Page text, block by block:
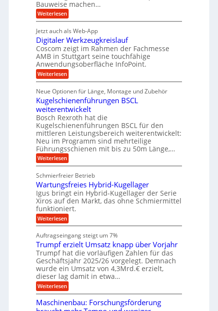
e
b
e
f
ü
r
r
a
U
g
e
b
u
n
e
n
r
a
g
s
e
i
n
g
a
n
g
w
i
c
h
t
i
g
e
r
a
l
M
a
s
c
h
i
n
e
n
n
g
e
t
r
i
e
b
e
f
ü
r
r
ä
i
s
e
H
u
b
b
e
w
e
g
u
n
g
e
n
Bauweise machen…
Weiterlesen:
P
ä
z
i
s
i
o
n
f
r
A
u
t
o
m
o
t
i
v
e
n
d
M
a
s
c
h
i
e
n
b
a
u
Jetzt auch als Web-App
Digitaler Werkzeugkreislauf
Coscom zeigt im Rahmen der Fachmesse
AMB in Stuttgart seine touchfähige
Anwendungsoberfläche InfoPoint.
Weiterlesen:
D
g
i
t
a
l
e
r
W
e
r
k
z
e
u
g
k
r
e
i
s
a
u
f
Neue Optionen für Länge, Montage und Zubehör
Kugelschienenführungen BSCL
weiterentwickelt
Bosch Rexroth hat die
Kugelschienenführungen BSCL für den
mittleren Leistungsbereich weiterentwickelt:
Neu im Programm sind mehrteilige
Führungsschienen mit bis zu 50m Länge,…
Weiterlesen:
K
g
e
l
s
c
h
i
e
e
n
f
ü
h
r
u
n
g
e
n
Schmierfreier Betrieb
Wartungsfreies Hybrid-Kugellager
Igus bringt ein Hybrid-Kugellager der Serie
Xiros auf den Markt, das ohne Schmiermittel
funktioniert.
Weiterlesen:
W
r
t
u
n
g
s
f
r
e
e
Auftragseingang steigt um 7%
Trumpf erzielt Umsatz knapp über Vorjahr
Trumpf hat die vorläufigen Zahlen für das
Geschäftsjahr 2025/26 vorgelegt. Demnach
wurde ein Umsatz von 4,3Mrd.€ erzielt,
dieser lag damit in etwa…
Weiterlesen:
T
u
Maschinenbau: Forschungsförderung